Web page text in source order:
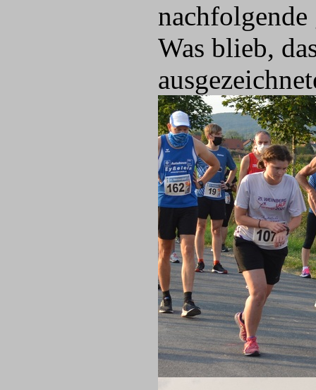
nachfolgende
Was blieb,